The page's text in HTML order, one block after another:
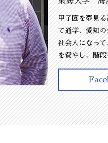
甲子園を夢見
て通学、愛知
社会人になっ
を費やし、階